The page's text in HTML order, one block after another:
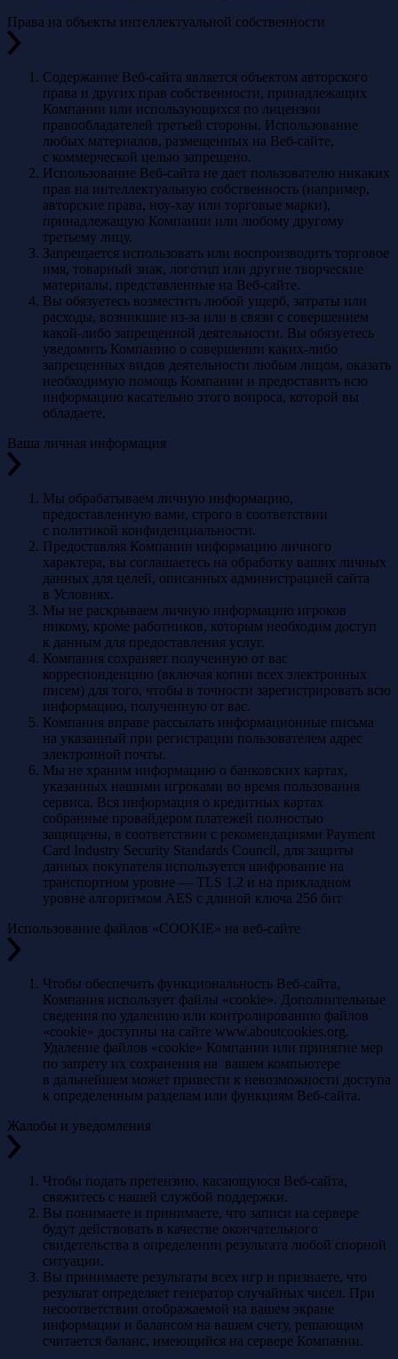
Права на объекты интеллектуальной собственности
Содержание Веб-сайта является объектом авторского
права и других прав собственности, принадлежащих
Компании или использующихся по лицензии
правообладателей третьей стороны. Использование
любых материалов, размещенных на Веб-сайте,
с коммерческой целью запрещено.
Использование Веб-сайта не дает пользователю никаких
прав на интеллектуальную собственность (например,
авторские права, ноу-хау или торговые марки),
принадлежащую Компании или любому другому
третьему лицу.
Запрещается использовать или воспроизводить торговое
имя, товарный знак, логотип или другие творческие
материалы, представленные на Веб-сайте.
Вы обязуетесь возместить любой ущерб, затраты или
расходы, возникшие из-за или в связи с совершением
какой-либо запрещенной деятельности. Вы обязуетесь
уведомить Компанию о совершении каких-либо
запрещенных видов деятельности любым лицом, оказать
необходимую помощь Компании и предоставить всю
информацию касательно этого вопроса, которой вы
обладаете.
Ваша личная информация
Мы обрабатываем личную информацию,
предоставленную вами, строго в соответствии
с политикой конфиденциальности.
Предоставляя Компании информацию личного
характера, вы соглашаетесь на обработку ваших личных
данных для целей, описанных администрацией сайта
в Условиях.
Мы не раскрываем личную информацию игроков
никому, кроме работников, которым необходим доступ
к данным для предоставления услуг.
Компания сохраняет полученную от вас
корреспонденцию (включая копии всех электронных
писем) для того, чтобы в точности зарегистрировать всю
информацию, полученную от вас.
Компания вправе рассылать информационные письма
на указанный при регистрации пользователем адрес
электронной почты.
Мы не храним информацию о банковских картах,
указанных нашими игроками во время пользования
сервиса. Вся информация о кредитных картах
собранные провайдером платежей полностью
защищены, в соответствии с рекомендациями Payment
Card Industry Security Standards Council, для защиты
данных покупателя используется шифрование на
транспортном уровне — TLS 1.2 и на прикладном
уровне алгоритмом AES с длиной ключа 256 бит
Использование файлов «COOKIE» на веб-сайте
Чтобы обеспечить функциональность Веб-сайта,
Компания использует файлы «cookie». Дополнительные
сведения по удалению или контролированию файлов
«cookie» доступны на сайте www.aboutcookies.org.
Удаление файлов «cookie» Компании или принятие мер
по запрету их сохранения на вашем компьютере
в дальнейшем может привести к невозможности доступа
к определенным разделам или функциям Веб-сайта.
Жалобы и уведомления
Чтобы подать претензию, касающуюся Веб-сайта,
свяжитесь с нашей службой поддержки.
Вы понимаете и принимаете, что записи на сервере
будут действовать в качестве окончательного
свидетельства в определении результата любой спорной
ситуации.
Вы принимаете результаты всех игр и признаете, что
результат определяет генератор случайных чисел. При
несоответствии отображаемой на вашем экране
информации и балансом на вашем счету, решающим
считается баланс, имеющийся на сервере Компании.